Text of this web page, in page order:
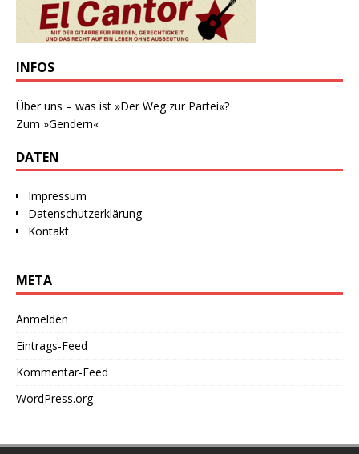
INFOS
Über uns – was ist »Der Weg zur Partei«?
Zum »Gendern«
DATEN
Impressum
Datenschutzerklärung
Kontakt
META
Anmelden
Eintrags-Feed
Kommentar-Feed
WordPress.org